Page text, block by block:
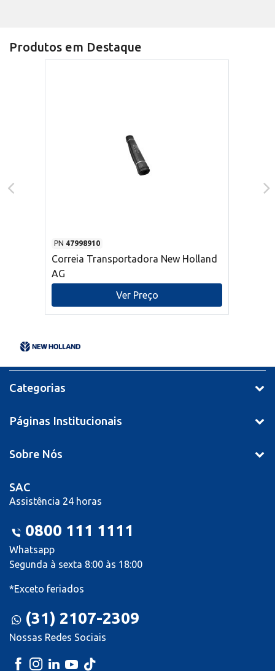
Produtos em Destaque
PN 47998910
Correia Transportadora New Holland
AG
Ver Preço
Categorias
Páginas Institucionais
Sobre Nós
SAC
Assistência 24 horas
0800 111 1111
Whatsapp
Segunda à sexta 8:00 às 18:00
*Exceto feriados
(31) 2107-2309
Nossas Redes Sociais